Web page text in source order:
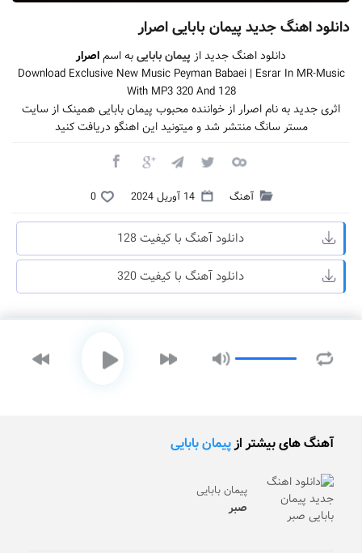
دانلود اهنگ جدید پیمان بابایی اصرار
دانلود اهنگ جدید از پیمان باباییبه اسماصرار
Download Exclusive New Music Peyman Babaei | Esrar In MR-Music
With MP3 320 And 128
اثری جدید به نام اصرار از خواننده محبوب پیمان بابایی همینک از سایت
مستر سانگ منتشر شد و میتونید این اهنگو دریافت کنید
آهنگ 14 آوریل 2024 0
دانلود آهنگ با کیفیت 128
دانلود آهنگ با کیفیت 320
آهنگ های بیشتر ازپیمان بابایی
پیمان بابایی
صبر